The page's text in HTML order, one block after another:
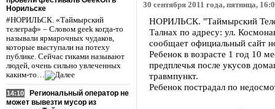
Норильске
#НОРИЛЬСК. «Таймырский
телеграф» – Словом geek когда-то
называли ярмарочных чудаков,
которые выступали на потеху
публике. Сейчас гиками называют
людей, очень сильно увлеченных
каким-то…
14:10
Региональный оператор не
может вывезти мусор из
30 сентября 2011 года, пятница,
НОРИЛЬСК. "Таймырский
Талнах по адресу: ул.
сообщает официальный сайт
Ребенок в возрасте 1 год 10
предплечья после укусов
травмпункт.
Ребенок пострадал по